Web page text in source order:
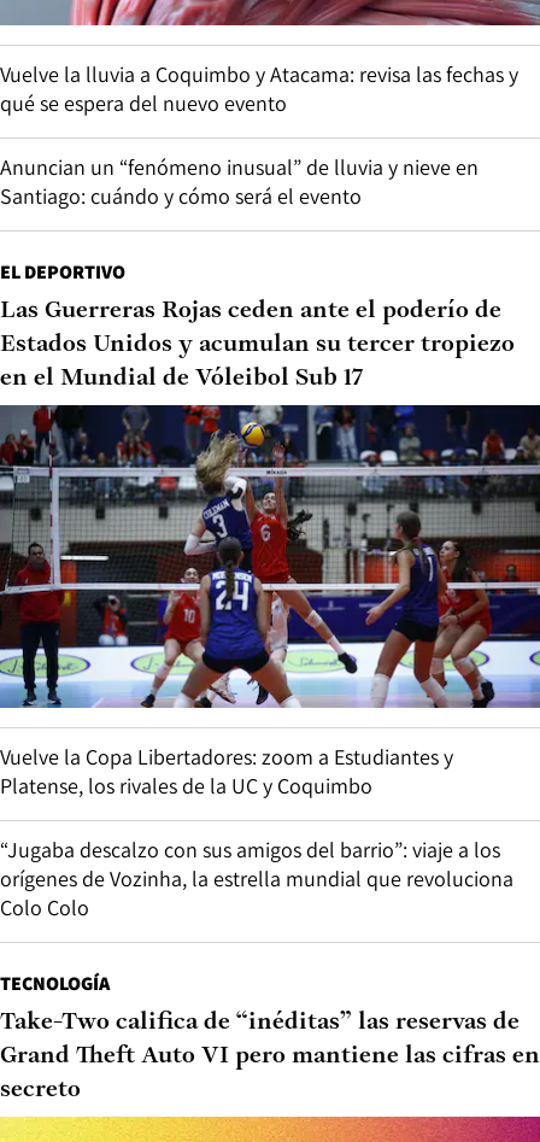
Vuelve la lluvia a Coquimbo y Atacama: revisa las fechas y
qué se espera del nuevo evento
Anuncian un “fenómeno inusual” de lluvia y nieve en
Santiago: cuándo y cómo será el evento
EL DEPORTIVO
Las Guerreras Rojas ceden ante el poderío de
Estados Unidos y acumulan su tercer tropiezo
en el Mundial de Vóleibol Sub 17
Vuelve la Copa Libertadores: zoom a Estudiantes y
Platense, los rivales de la UC y Coquimbo
“Jugaba descalzo con sus amigos del barrio”: viaje a los
orígenes de Vozinha, la estrella mundial que revoluciona
Colo Colo
TECNOLOGÍA
Take-Two califica de “inéditas” las reservas de
Grand Theft Auto VI pero mantiene las cifras en
secreto